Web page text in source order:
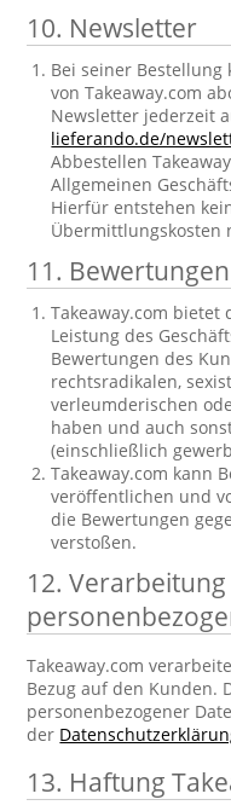
10. Newsletter
Bei seiner
von Takeaway.com
Newsletter jederzeit
lieferando.de/
Abbestellen
Allgemeinen
Hierfür entstehen
Übermittlungskosten
11.
Takeaway.com bietet
Leistung des
Bewertungen des
rechtsradikalen,
verleumderischen
haben und auch
(einschließlich
Takeaway.com kann
veröffentlichen und
die Bewertungen
verstoßen.
12.
Takeaway.com
Bezug auf den Kunden.
personenbezogener
der
13. Haftung